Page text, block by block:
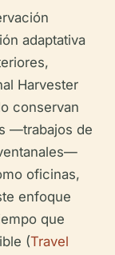
adaptativa
Harvester
conservan
—trabajos de
oficinas,
enfoque
que
(Travel